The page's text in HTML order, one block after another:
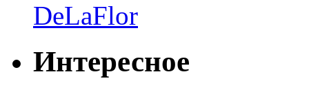
DeLaFlor
Интересное